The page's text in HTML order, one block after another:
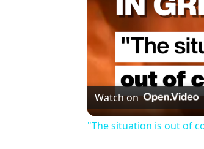
Watch on
"The situation is out of